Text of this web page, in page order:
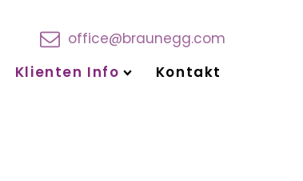
office@braunegg.com
Klienten Info Kontakt